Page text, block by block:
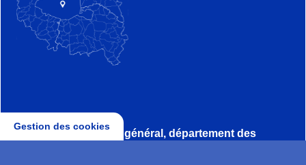
Direction, secrétariat général, département des
Gestion des cookies